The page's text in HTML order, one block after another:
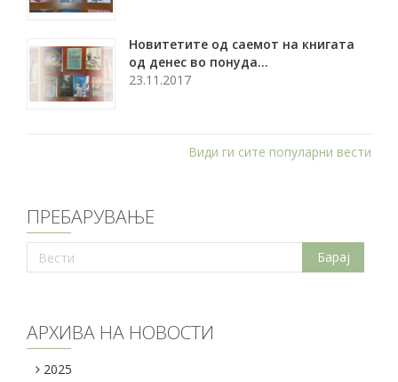
Новитетите од саемот на книгата
од денес во понуда...
23.11.2017
Види ги сите популарни вести
ПРЕБАРУВАЊЕ
АРХИВА НА НОВОСТИ
2025